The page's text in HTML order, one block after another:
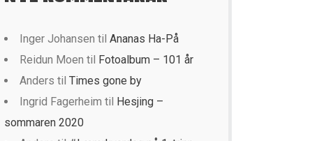
Inger Johansen til Ananas Ha-På
Reidun Moen til Fotoalbum – 101 år
Anders til Times gone by
Ingrid Fagerheim til Hesjing –
sommaren 2020